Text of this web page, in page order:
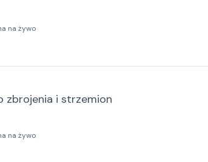
na żywo
zbrojenia i strzemion
na żywo